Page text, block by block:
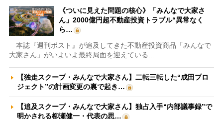
《ついに見えた問題の核心》「みんなで大家さ
ん」2000億円超不動産投資トラブル“異常なく
ら…
本誌『週刊ポスト』が追及してきた不動産投資商品「みんなで
大家さん」がいよいよ最終局面を迎えている…
【独走スクープ・みんなで大家さん】二転三転した“成田プロ
ジェクト”の計画変更の裏で起き…
【追及スクープ・みんなで大家さん】独占入手“内部議事録”で
明かされる柳瀬健一・代表の思…